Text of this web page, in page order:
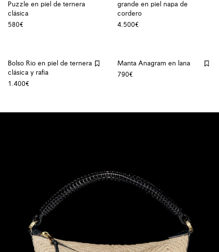
Puzzle en piel de ternera
clásica
580€
grande en piel napa de
cordero
4.500€
Bolso Rio en piel de ternera
clásica y rafia
1.400€
Manta Anagram en lana
790€